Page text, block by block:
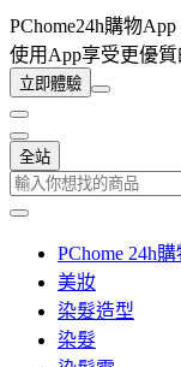
PChome24h購物App
使用App享受更優
立即體驗
全站
PChome 24h
美妝
染髮造型
染髮